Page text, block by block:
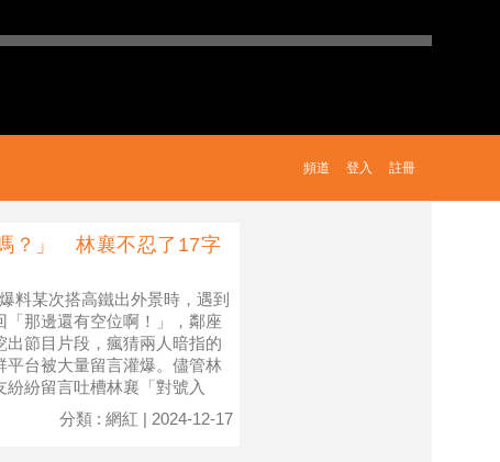
註冊
登入
頻道
？」 林襄不忍了17字
料某次搭高鐵出外景時，遇到
那邊還有空位啊！」，鄰座
節目片段，瘋猜兩人暗指的
台被大量留言灌爆。儘管林
紛留言吐槽林襄「對號入
分類 : 網紅 | 2024-12-17